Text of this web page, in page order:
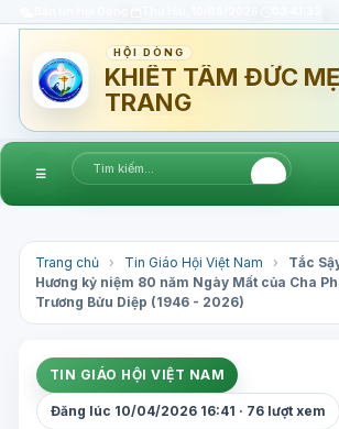
HỘI DÒNG
KHIẾT TÂM ĐỨC
TRANG
☰
Trang chủ › Tin Giáo Hội Việt Nam ›
Tắc
Hương kỷ niệm 80 năm Ngày Mất của Cha
Trương Bửu Diệp (1946 - 2026)
TIN GIÁO HỘI VIỆT NAM
Đăng lúc 10/04/2026 16:41 · 76 lượt xem